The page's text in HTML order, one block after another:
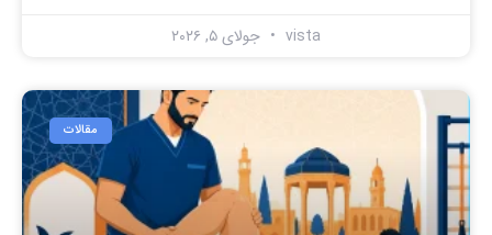
vista جولای ۵, ۲۰۲۶
مقالات